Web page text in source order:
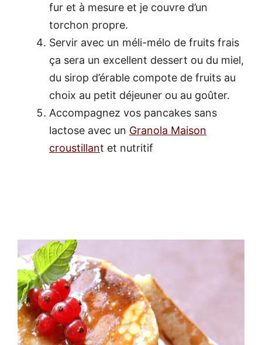
fur et à mesure et je couvre d’un
torchon propre.
Servir avec un méli-mélo de fruits frais
ça sera un excellent dessert ou du miel,
du sirop d’érable compote de fruits au
choix au petit déjeuner ou au goûter.
Accompagnez vos pancakes sans
lactose avec un Granola Maison
croustillant et nutritif